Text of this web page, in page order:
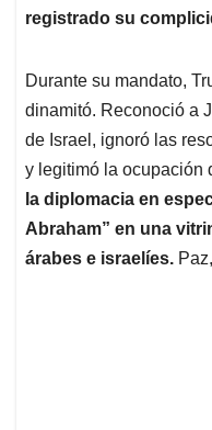
registrado su
Durante su mandato,
dinamitó. Reconoció a
de Israel, ignoró las
y legitimó la ocupación
la diplomacia en
Abraham” en una
árabes e israelíes.